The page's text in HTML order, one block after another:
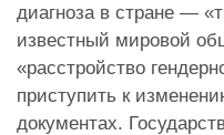
диагноза в стране —
известный мировой
«расстройство
приступить к
документах.